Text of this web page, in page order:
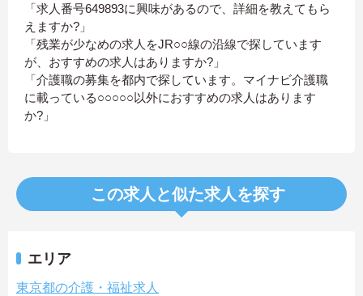
「求人番号649893に興味があるので、詳細を教えてもら
えますか?」
「残業が少なめの求人をJR○○線の沿線で探しています
が、おすすめの求人はありますか?」
「介護職の募集を都内で探しています。マイナビ介護職
に載っている○○○○○以外におすすめの求人はあります
か?」
この求人と似た求人を探す
エリア
東京都の介護・福祉求人